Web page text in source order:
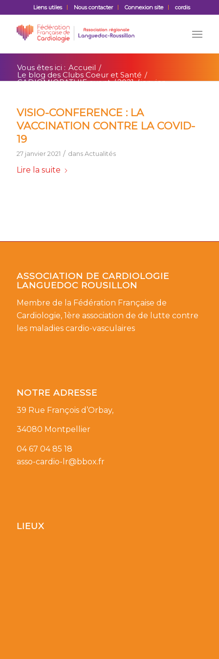
Liens utiles Nous contacter Connexion site cordis
Vous êtes ici : Accueil /
Le blog des Clubs Coeur et Santé /
CADIOMIOPATHIE event /2021 /janvier
VISIO-CONFERENCE : LA
VACCINATION CONTRE LA COVID-
19
27 janvier 2021 / dansActualités
Lire la suite
ASSOCIATION DE CARDIOLOGIE
LANGUEDOC ROUSILLON
Membre de la Fédération Française de
Cardiologie, 1ère association de de lutte contre
les maladies cardio-vasculaires
NOTRE ADRESSE
39 Rue François d’Orbay,
34080 Montpellier
04 67 04 85 18
asso-cardio-lr@bbox.fr
LIEUX